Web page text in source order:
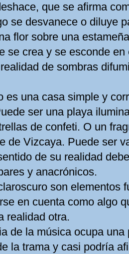
que se afirma
se desvanece o diluye
flor sobre una
se crea y se esconde
de sombras
es una casa simple y
ser una playa
de confeti. O un
de Vizcaya. Puede ser
de su realidad
y anacrónicos.
son elementos
en cuenta como algo
realidad otra.
de la música ocupa una
la trama y casi podría